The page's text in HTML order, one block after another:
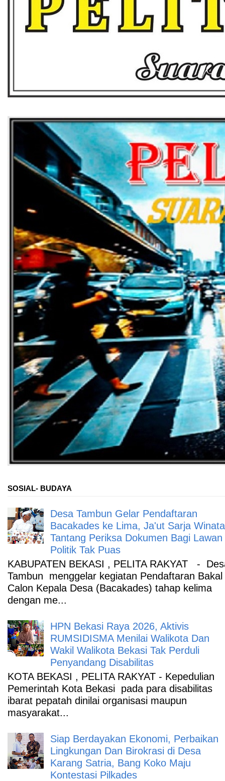
SOSIAL- BUDAYA
Desa Tambun Gelar Pendaftaran
Bacakades ke Lima, Ja'ut Sarja Winata
Tantang Periksa Dokumen Bagi Lawan
Politik Tak Puas
KABUPATEN BEKASI , PELITA RAKYAT -
Tambun menggelar kegiatan Pendaftaran Bakal
Calon Kepala Desa (Bacakades) tahap kelima
dengan me...
HPN Bekasi Raya 2026, Aktivis
RUMSIDISMA Menilai Walikota Dan
Wakil Walikota Bekasi Tak Perduli
Penyandang Disabilitas
KOTA BEKASI , PELITA RAKYAT - Kepedulian
Pemerintah Kota Bekasi pada para disabilitas
ibarat pepatah dinilai organisasi maupun
masyarakat...
Siap Berdayakan Ekonomi, Perbaikan
Lingkungan Dan Birokrasi di Desa
Karang Satria, Bang Koko Maju
Kontestasi Pilkades